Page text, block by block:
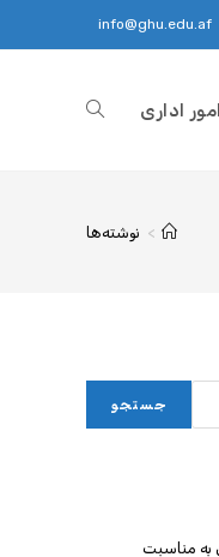
info@ghu.edu.af
امور اداری
> نوشته‌ها
جستجو
به مناسبت